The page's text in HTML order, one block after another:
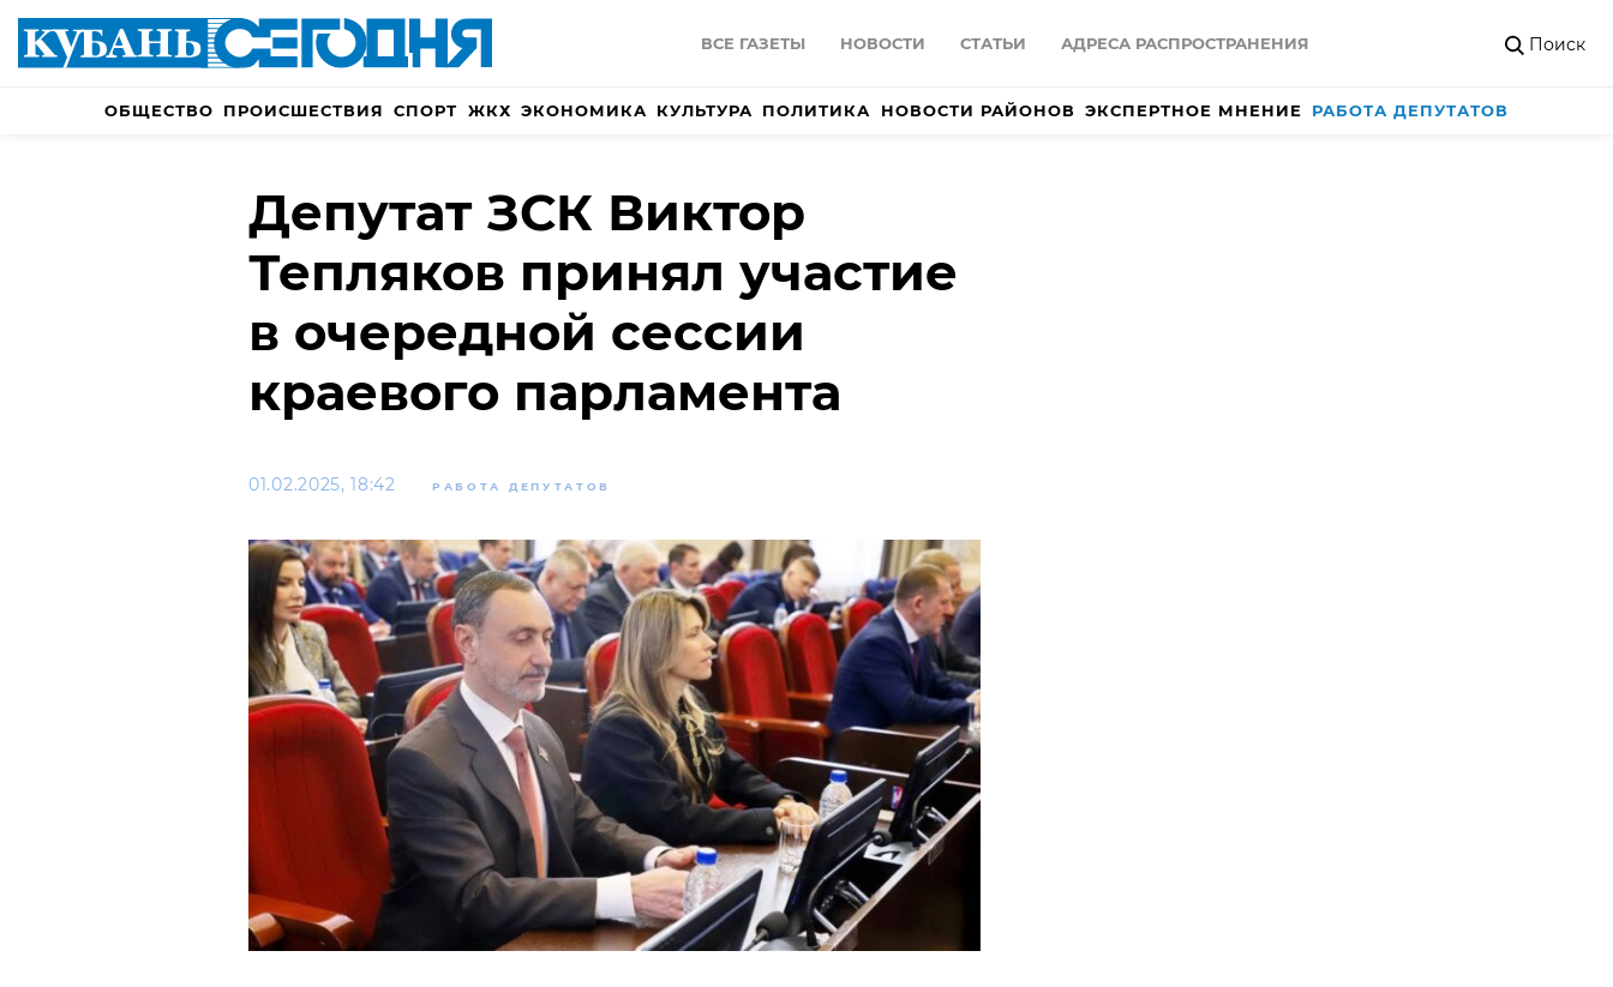
ВСЕ ГАЗЕТЫ НОВОСТИ СТАТЬИ АДРЕСА РАСПРОСТРАНЕНИЯ Поиск
ОБЩЕСТВО ПРОИСШЕСТВИЯ СПОРТ ЖКХ ЭКОНОМИКА КУЛЬТУРА ПОЛИТИКА НОВОСТИ РАЙОНОВ ЭКСПЕРТНОЕ МНЕНИЕ РАБОТА ДЕПУТАТОВ
Депутат ЗСК Виктор
Тепляков принял участие
в очередной сессии
краевого парламента
01.02.2025, 18:42 РАБОТА ДЕПУТАТОВ